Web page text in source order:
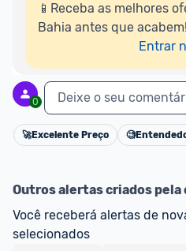
📱Receba as melhores
Bahia antes que acabem!
Entrar
0 Deixe o seu
🚀Excelente Preço 🧐
Outros alertas criados pela
Você receberá alertas de
selecionados